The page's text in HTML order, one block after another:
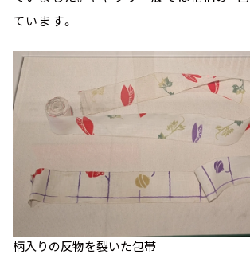
ています。
柄入りの反物を裂いた包帯